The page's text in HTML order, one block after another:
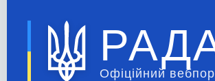
Офіційний